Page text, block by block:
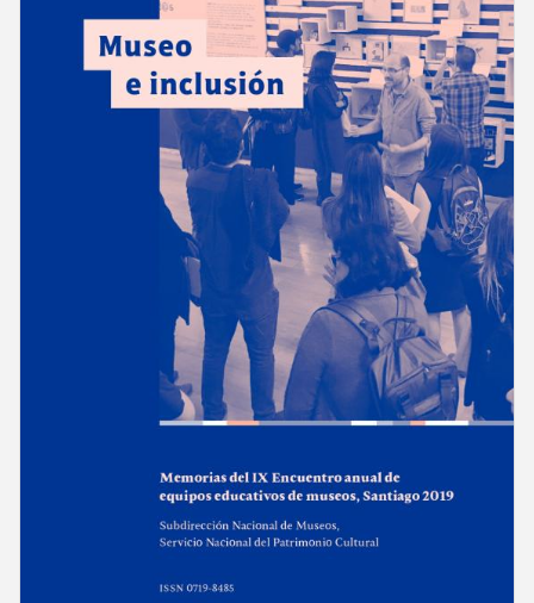
Memorias
del
X
Encuentro
equipos
educativos